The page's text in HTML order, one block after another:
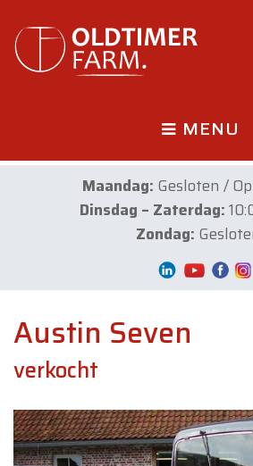
MENU
Maandag: Gesloten /
Dinsdag – Zaterdag:
Zondag:
Austin Seven
verkocht